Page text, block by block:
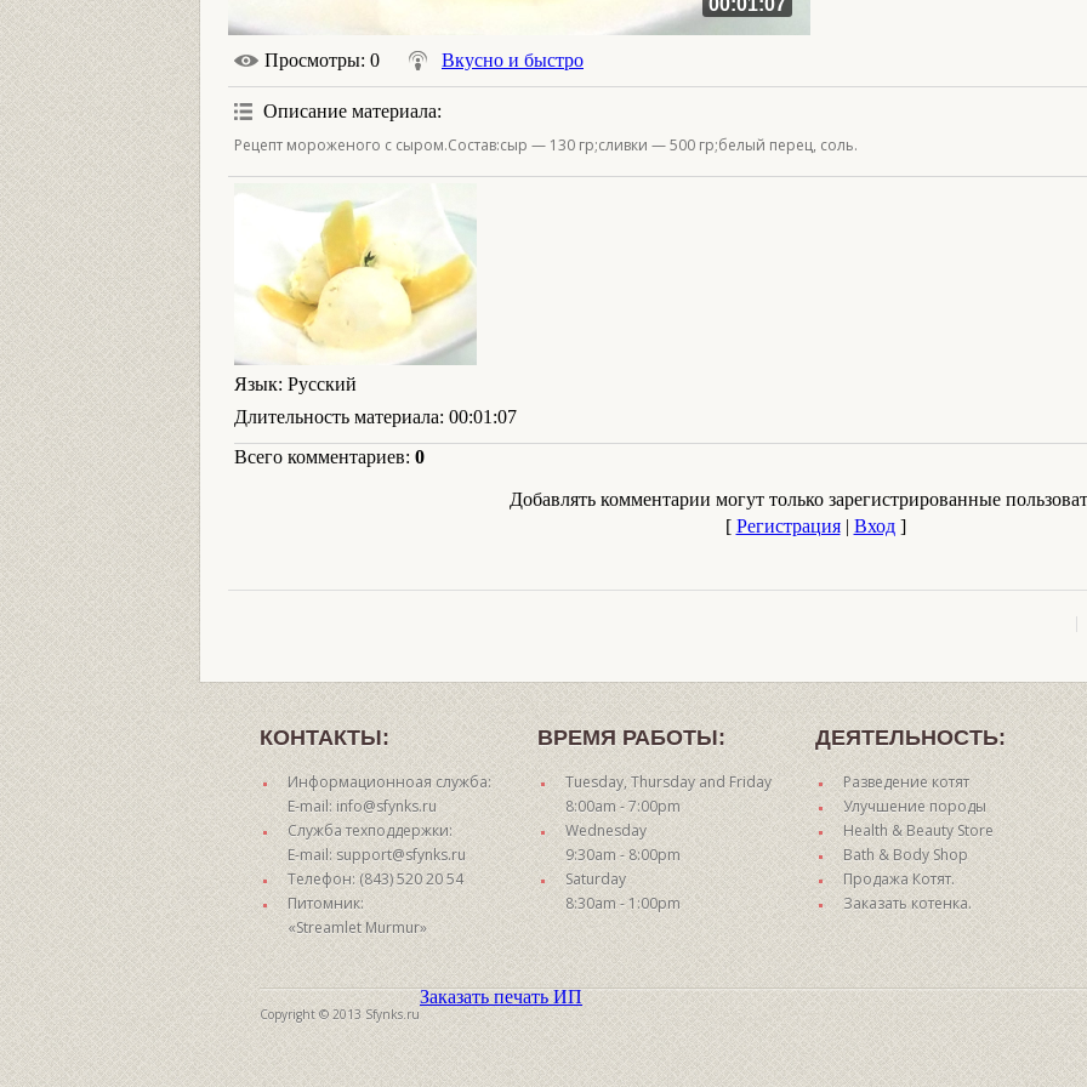
00:01:07
Просмотры: 0 Вкусно и быстро
Описание материала:
Рецепт мороженого с сыром.Состав:сыр — 130 гр;сливки — 500 гр;белый перец, соль.
Язык: Русский
Длительность материала: 00:01:07
Всего комментариев: 0
Добавлять комментарии могут только зарегистрированные
[ Регистрация| Вход]
КОНТАКТЫ:
Информационноая служба:
E-mail: info@sfynks.ru
Служба техподдержки:
E-mail: support@sfynks.ru
Телефон: (843) 520 20 54
Питомник:
«Streamlet Murmur»
ВРЕМЯ РАБОТЫ:
Tuesday, Thursday and Friday
8:00am - 7:00pm
Wednesday
9:30am - 8:00pm
Saturday
8:30am - 1:00pm
ДЕЯТЕЛЬНОСТЬ:
Разведение котят
Улучшение породы
Health & Beauty Store
Bath & Body Shop
Продажа Котят.
Заказать котенка.
Copyright © 2013 Sfynks.ru
Заказать печать ИП